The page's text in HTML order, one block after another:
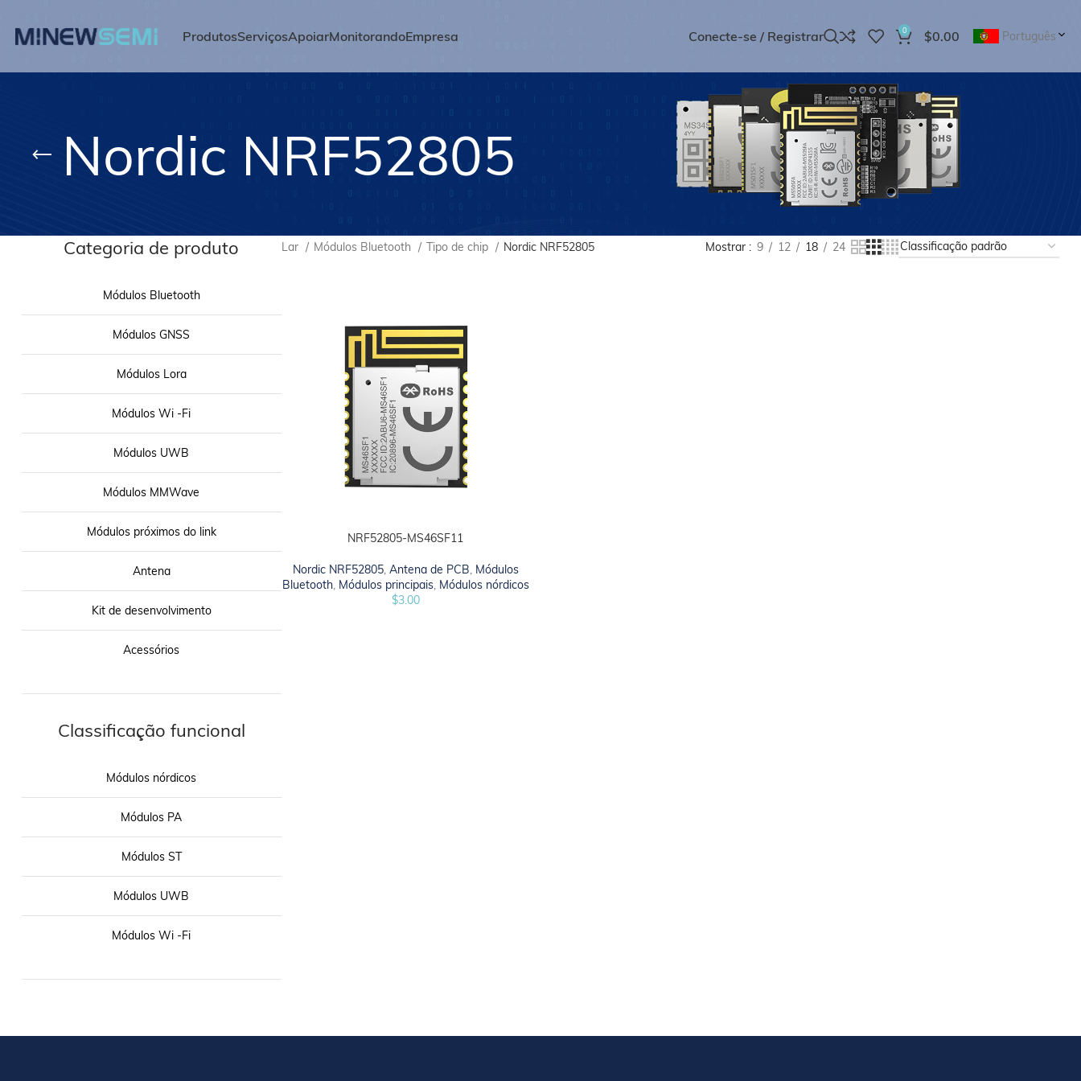
ProdutosServiçosApoiarMonitorandoEmpresa Conecte-se / Registrar 0 $0.00 Português
Nordic NRF52805
Categoria de produto
Módulos Bluetooth
Módulos GNSS
Módulos Lora
Módulos Wi -Fi
Módulos UWB
Módulos MMWave
Módulos próximos do link
Antena
Kit de desenvolvimento
Acessórios
Classificação funcional
Módulos nórdicos
Módulos PA
Módulos ST
Módulos UWB
Módulos Wi -Fi
Lar Módulos Bluetooth Tipo de chip Nordic NRF52805 Mostrar 9 12 18 24
ADICIONAR AO CARRINHO
NRF52805-MS46SF11
Nordic NRF52805, Antena de PCB, Módulos
Bluetooth, Módulos principais, Módulos nórdicos
$3.00